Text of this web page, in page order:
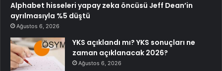
Alphabet hisseleri yapay zeka öncüsü Jeff Dean’in
ayrılmasıyla %5 düştü
Ağustos 6, 2026
YKS açıklandı mı? YKS sonuçları ne
zaman açıklanacak 2026?
Ağustos 6, 2026